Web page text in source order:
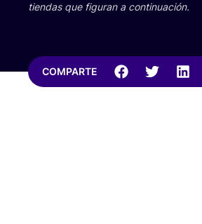
tien­das que figu­ran a continuación.
COMPARTE